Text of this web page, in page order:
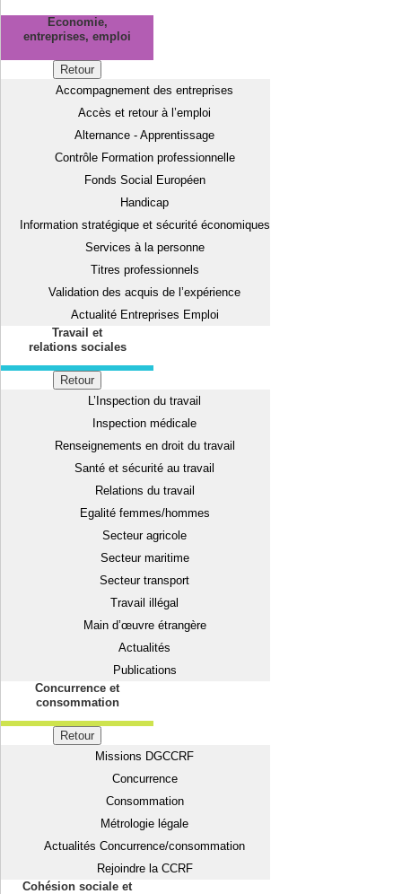
Economie,
entreprises, emploi
Retour
Accompagnement des entreprises
Accès et retour à l’emploi
Alternance - Apprentissage
Contrôle Formation professionnelle
Fonds Social Européen
Handicap
Information stratégique et sécurité économiques
Services à la personne
Titres professionnels
Validation des acquis de l’expérience
Actualité Entreprises Emploi
Travail et
relations sociales
Retour
L’Inspection du travail
Inspection médicale
Renseignements en droit du travail
Santé et sécurité au travail
Relations du travail
Egalité femmes/hommes
Secteur agricole
Secteur maritime
Secteur transport
Travail illégal
Main d’œuvre étrangère
Actualités
Publications
Concurrence et
consommation
Retour
Missions DGCCRF
Concurrence
Consommation
Métrologie légale
Actualités Concurrence/consommation
Rejoindre la CCRF
Cohésion sociale et